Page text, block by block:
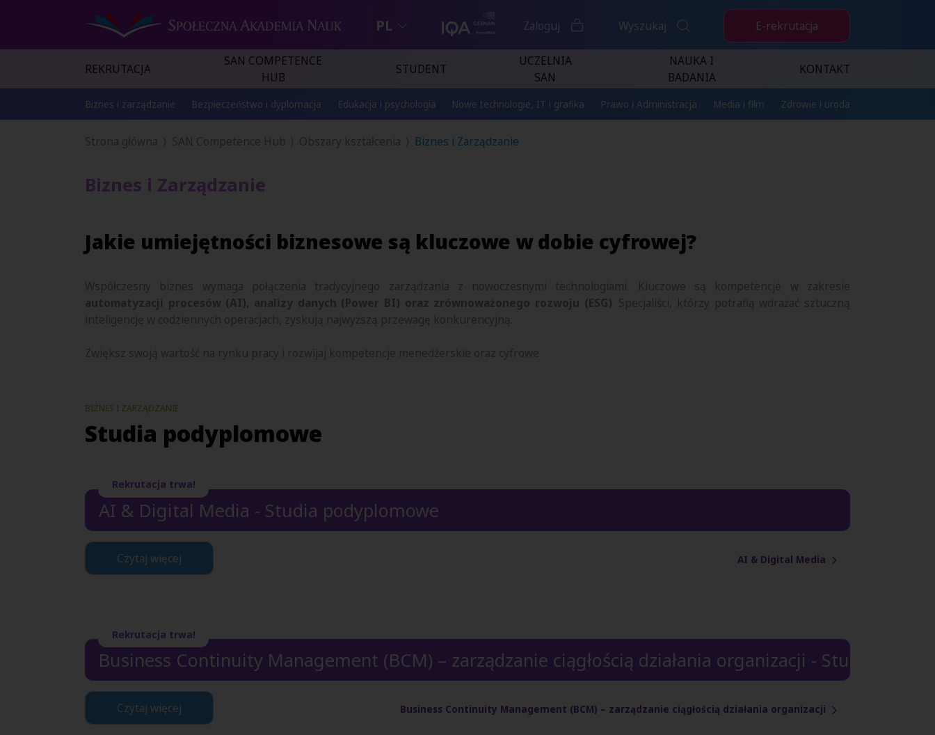
PL Zaloguj Wyszukaj E-rekrutacja
REKRUTACJA
SAN COMPETENCE
HUB
STUDENT
UCZELNIA
SAN
NAUKA I
BADANIA
KONTAKT
Biznes i zarządzanie Bezpieczeństwo i dyplomacja Edukacja i psychologia Nowe technologie, IT i grafika Prawo i Administracja Media i film Zdrowie i uroda
Strona główna SAN Competence Hub Obszary kształcenia Biznes i Zarządzanie
Biznes i Zarządzanie
Jakie umiejętności biznesowe są kluczowe w dobie cyfrowej?
Współczesny biznes wymaga połączenia tradycyjnego zarządzania z nowoczesnymi technologiami. Kluczowe są kompetencje w zakresie
automatyzacji procesów (AI), analizy danych (Power BI) oraz zrównoważonego rozwoju (ESG). Specjaliści, którzy potrafią wdrażać sztuczną
inteligencję w codziennych operacjach, zyskują najwyższą przewagę konkurencyjną.
Zwiększ swoją wartość na rynku pracy i rozwijaj kompetencje menedżerskie oraz cyfrowe.
BIZNES I ZARZĄDZANIE
Studia podyplomowe
AI & Digital Media - Studia podyplomowe
Rekrutacja trwa!
Czytaj więcej AI & Digital Media
Business Continuity Management (BCM) – zarządzanie ciągłością działania organizacji - Studia
Rekrutacja trwa!
Czytaj więcej Business Continuity Management (BCM) – zarządzanie ciągłością działania organizacji